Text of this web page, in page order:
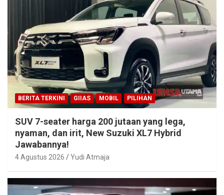
BERITA TERKINI GIIAS MOBIL PILIHAN
SUV 7-seater harga 200 jutaan yang lega,
nyaman, dan irit, New Suzuki XL7 Hybrid
Jawabannya!
4 Agustus 2026 Yudi Atmaja